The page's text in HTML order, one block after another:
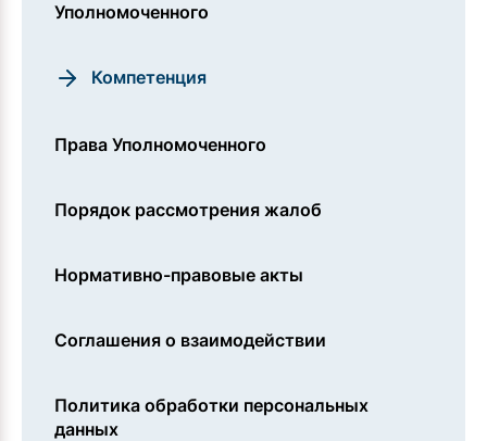
Уполномоченного
Компетенция
Права Уполномоченного
Порядок рассмотрения жалоб
Нормативно-правовые акты
Соглашения о взаимодействии
Политика обработки персональных
данных